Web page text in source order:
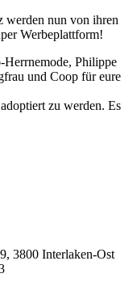
werden nun von ihren
Werbeplattform!
Philippe
und Coop für eure
zu werden. Es
3800 Interlaken-Ost